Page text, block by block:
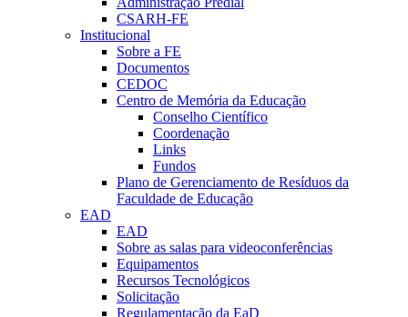
CSARH-FE
Institucional
Sobre a FE
Documentos
CEDOC
Centro de Memória da Educação
Conselho Científico
Coordenação
Links
Fundos
Plano de Gerenciamento de Resíduos da
Faculdade de Educação
EAD
EAD
Sobre as salas para videoconferências
Equipamentos
Recursos Tecnológicos
Solicitação
Regulamentação da EaD